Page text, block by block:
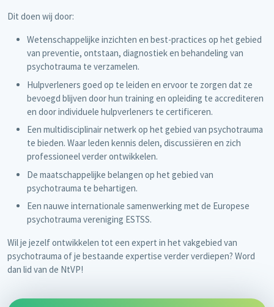
Dit doen wij door:
Wetenschappelijke inzichten en best-practices op het gebied
van preventie, ontstaan, diagnostiek en behandeling van
psychotrauma te verzamelen.
Hulpverleners goed op te leiden en ervoor te zorgen dat ze
bevoegd blijven door hun training en opleiding te accrediteren
en door individuele hulpverleners te certificeren.
Een multidisciplinair netwerk op het gebied van psychotrauma
te bieden. Waar leden kennis delen, discussiëren en zich
professioneel verder ontwikkelen.
De maatschappelijke belangen op het gebied van
psychotrauma te behartigen.
Een nauwe internationale samenwerking met de Europese
psychotrauma vereniging ESTSS.
Wil je jezelf ontwikkelen tot een expert in het vakgebied van
psychotrauma of je bestaande expertise verder verdiepen? Word
dan lid van de NtVP!